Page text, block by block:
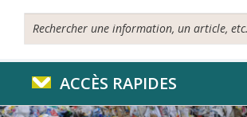
Rechercher...
ACCÈS RAPIDES